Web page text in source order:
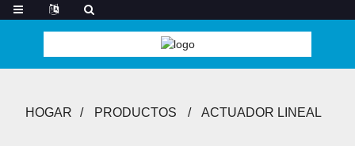
HOGAR PRODUCTOS ACTUADOR LINEAL